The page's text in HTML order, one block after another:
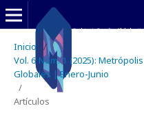
Inicio /
Vol. 6 Núm. 1 (2025):
Globales | Enero-Junio
/
Artículos